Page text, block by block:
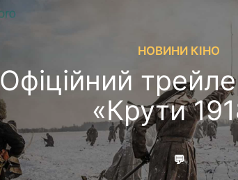
НОВИНИ КІНО
Офіційний
«Крути
💬